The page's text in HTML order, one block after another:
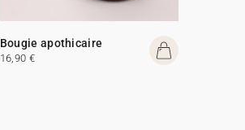
Bougie apothicaire
16,90 €